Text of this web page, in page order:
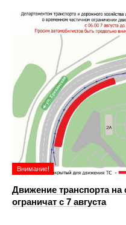
Внимание!
Движение транспорта на
ограничат с 7 августа